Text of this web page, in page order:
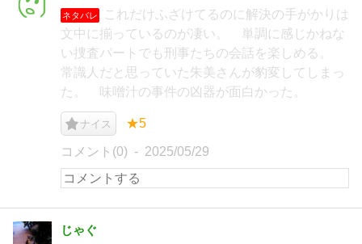
ネタバレ
これだけふざけてるのに解決の手がかりは
文中に揃っているのが凄い。 単調に感じかねな
い捜査パートでも刑事たちの会話を楽しめる。
常識人だと思っていた朱美さんが豹変してしまっ
た。 味噌汁の事件の凶器が面白かった。
ナイス ★5
コメント(0) 2025/05/29
じゃぐ